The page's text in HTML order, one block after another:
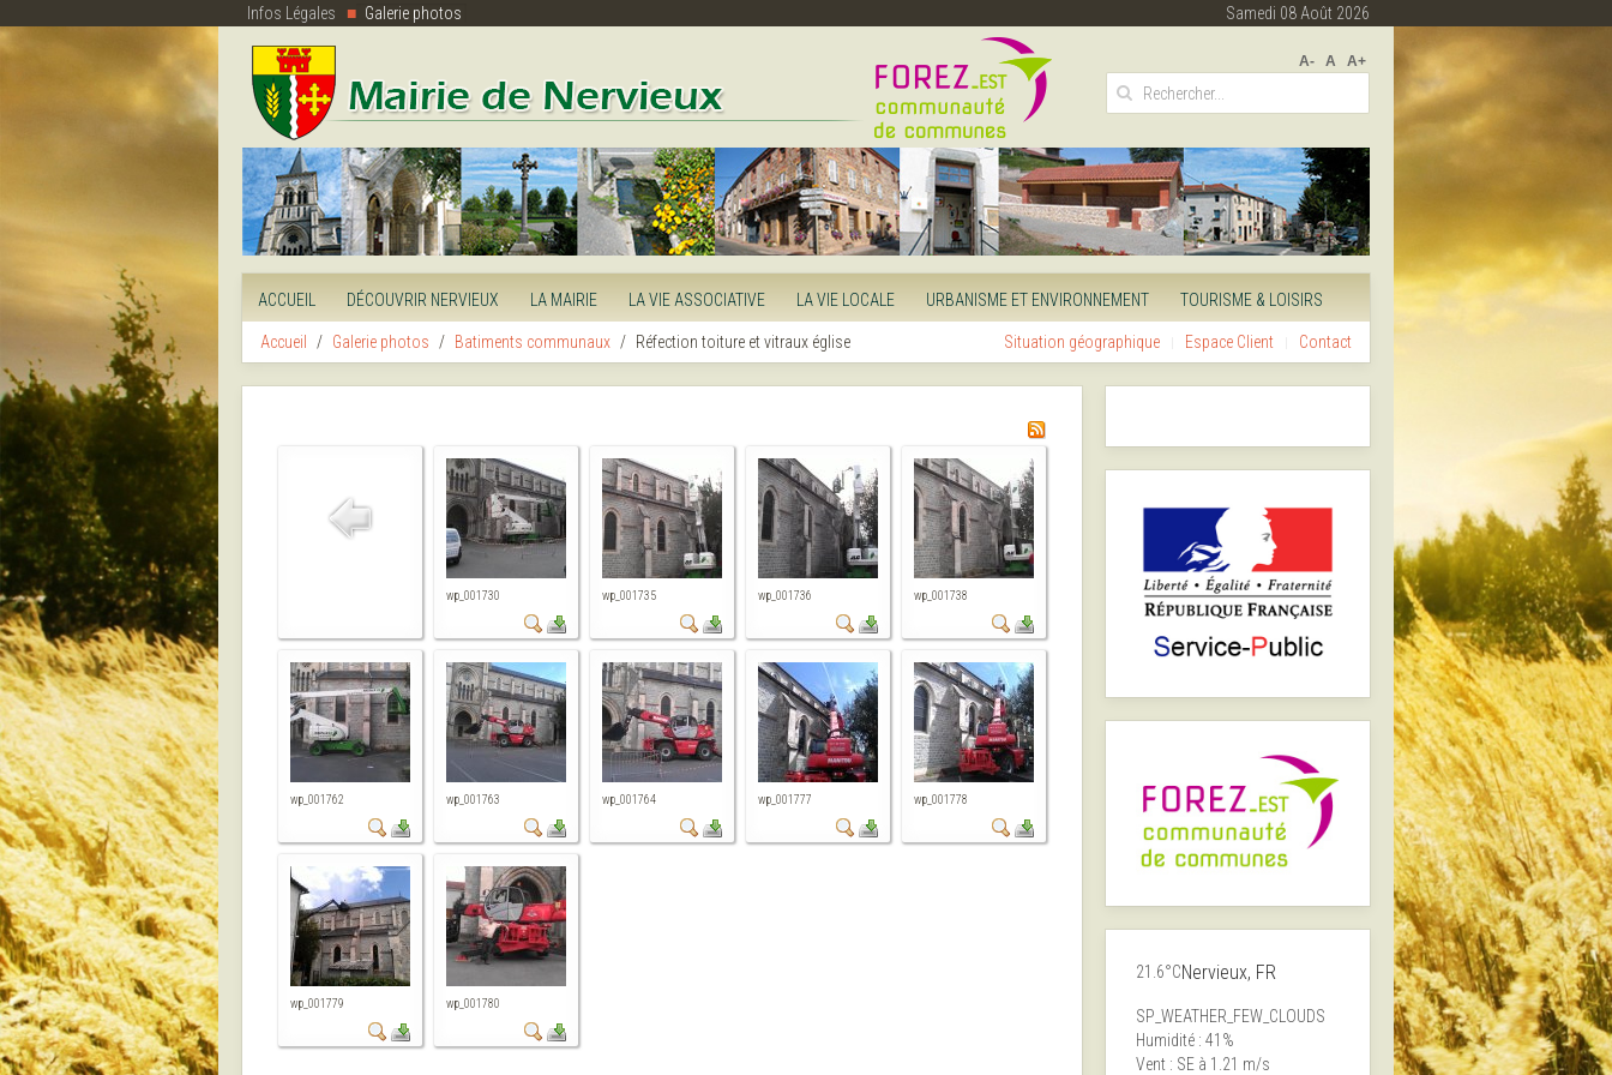
Infos Légales Galerie photos Samedi 08 Août 2026
A- A A+
ACCUEIL DÉCOUVRIR NERVIEUX LA MAIRIE LA VIE ASSOCIATIVE LA VIE LOCALE URBANISME ET ENVIRONNEMENT TOURISME & LOISIRS
Accueil Galerie photos Batiments communaux Réfection toiture et vitraux église Situation géographique Espace Client Contact
wp_001730 wp_001735 wp_001736 wp_001738
wp_001762 wp_001763 wp_001764 wp_001777 wp_001778
wp_001779 wp_001780
21.6°CNervieux, FR
SP_WEATHER_FEW_CLOUDS
Humidité : 41%
Vent : SE à 1.21 m/s